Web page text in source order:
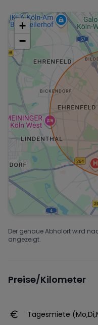
+
−
Der genaue Abholort wird
angezeigt.
Preise/Kilometer
Tagesmiete